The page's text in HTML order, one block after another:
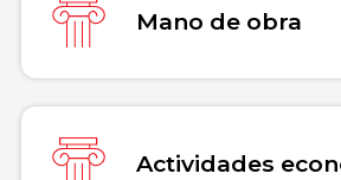
Mano de obra
Actividades